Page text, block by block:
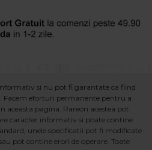
si nu pot fi garantate ca fiind
Facem eforturi permanente pentru a
pagina. Rareori acestea pot
caracter informativ si poate contine
unele specificatii pot fi modificate
pot contine erori de operare. Toate